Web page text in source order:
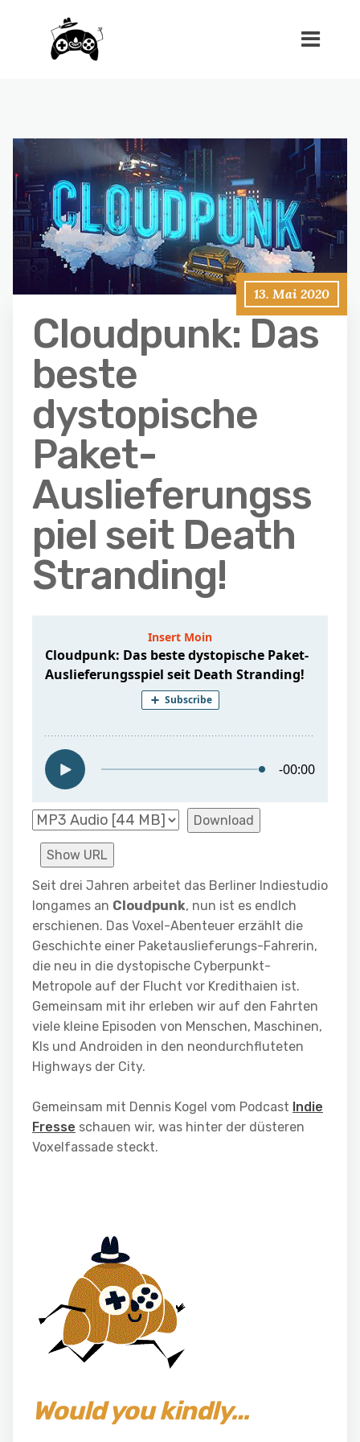
13. Mai 2020
Cloudpunk: Das
beste
dystopische
Paket-
Auslieferungss
piel seit Death
Stranding!
Download
Show URL
Seit drei Jahren arbeitet das Berliner Indiestudio
Iongames an Cloudpunk, nun ist es endlch
erschienen. Das Voxel-Abenteuer erzählt die
Geschichte einer Paketauslieferungs-Fahrerin,
die neu in die dystopische Cyberpunkt-
Metropole auf der Flucht vor Kredithaien ist.
Gemeinsam mit ihr erleben wir auf den Fahrten
viele kleine Episoden von Menschen, Maschinen,
KIs und Androiden in den neondurchfluteten
Highways der City.
Gemeinsam mit Dennis Kogel vom Podcast Indie
Fresse schauen wir, was hinter der düsteren
Voxelfassade steckt.
Would you kindly…